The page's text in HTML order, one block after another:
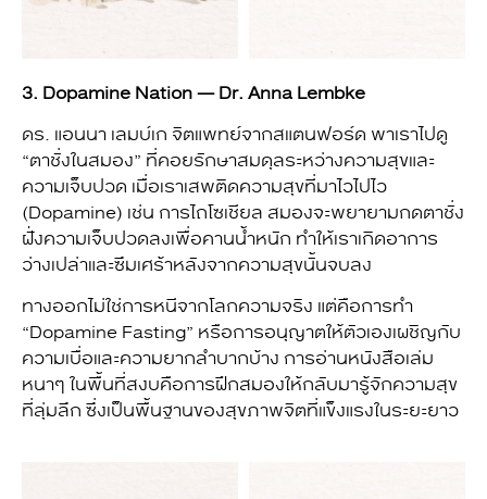
3. Dopamine Nation — Dr. Anna Lembke
ดร. แอนนา เลมบ์เก จิตแพทย์จากสแตนฟอร์ด พาเราไปดู
“ตาชั่งในสมอง” ที่คอยรักษาสมดุลระหว่างความสุขและ
ความเจ็บปวด เมื่อเราเสพติดความสุขที่มาไวไปไว
(Dopamine) เช่น การไถโซเชียล สมองจะพยายามกดตาชั่ง
ฝั่งความเจ็บปวดลงเพื่อคานน้ำหนัก ทำให้เราเกิดอาการ
ว่างเปล่าและซึมเศร้าหลังจากความสุขนั้นจบลง
ทางออกไม่ใช่การหนีจากโลกความจริง แต่คือการทำ
“Dopamine Fasting” หรือการอนุญาตให้ตัวเองเผชิญกับ
ความเบื่อและความยากลำบากบ้าง การอ่านหนังสือเล่ม
หนาๆ ในพื้นที่สงบคือการฝึกสมองให้กลับมารู้จักความสุข
ที่ลุ่มลึก ซึ่งเป็นพื้นฐานของสุขภาพจิตที่แข็งแรงในระยะยาว